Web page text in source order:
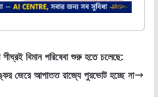
বিমান পরিষেবা শুরু হতে চলেছে:
জেরে আপাতত রাজ্যে পুরভোট হচ্ছে না